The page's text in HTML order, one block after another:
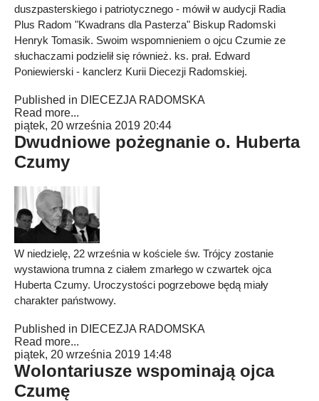
duszpasterskiego i patriotycznego - mówił w audycji Radia
Plus Radom "Kwadrans dla Pasterza" Biskup Radomski
Henryk Tomasik. Swoim wspomnieniem o ojcu Czumie ze
słuchaczami podzielił się również. ks. prał. Edward
Poniewierski - kanclerz Kurii Diecezji Radomskiej.
Published in DIECEZJA RADOMSKA
Read more...
piątek, 20 września 2019 20:44
Dwudniowe pożegnanie o. Huberta
Czumy
W niedzielę, 22 września w kościele św. Trójcy zostanie
wystawiona trumna z ciałem zmarłego w czwartek ojca
Huberta Czumy. Uroczystości pogrzebowe będą miały
charakter państwowy.
Published in DIECEZJA RADOMSKA
Read more...
piątek, 20 września 2019 14:48
Wolontariusze wspominają ojca
Czumę